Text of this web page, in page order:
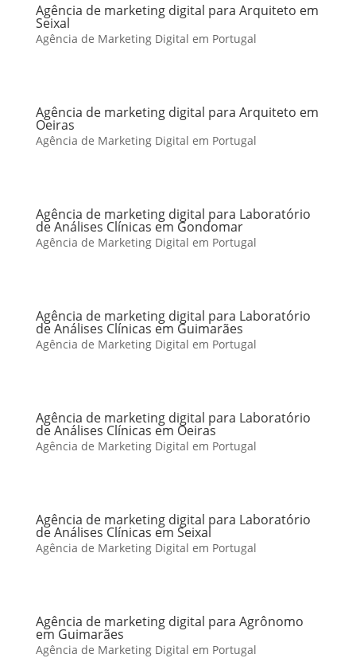
Agência de marketing digital para Arquiteto em
Seixal
Agência de Marketing Digital em Portugal
Agência de marketing digital para Arquiteto em
Oeiras
Agência de Marketing Digital em Portugal
Agência de marketing digital para Laboratório
de Análises Clínicas em Gondomar
Agência de Marketing Digital em Portugal
Agência de marketing digital para Laboratório
de Análises Clínicas em Guimarães
Agência de Marketing Digital em Portugal
Agência de marketing digital para Laboratório
de Análises Clínicas em Oeiras
Agência de Marketing Digital em Portugal
Agência de marketing digital para Laboratório
de Análises Clínicas em Seixal
Agência de Marketing Digital em Portugal
Agência de marketing digital para Agrônomo
em Guimarães
Agência de Marketing Digital em Portugal